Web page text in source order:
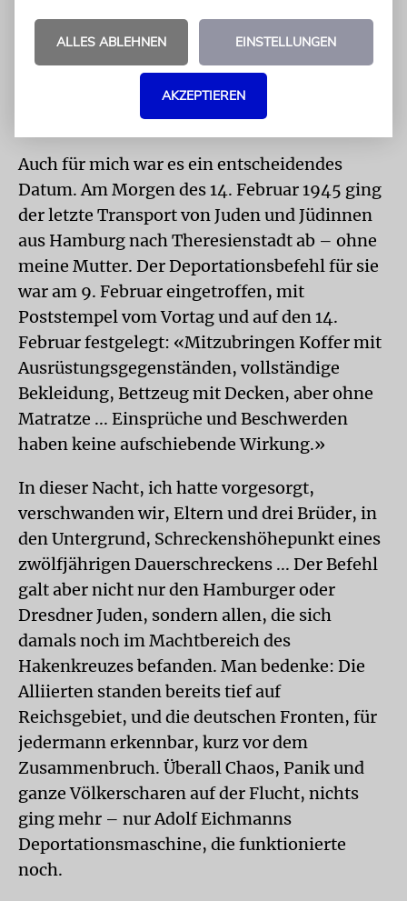
Monate währenden abenteuerlichen Odyssee
durch Sachsen und Thüringen, unter
fortwährender Entdeckungsfurcht, wurden
Victor Klemperer und seine Frau Eva von den
Amerikanern befreit.
Auch für mich war es ein entscheidendes
Datum. Am Morgen des 14. Februar 1945 ging
der letzte Transport von Juden und Jüdinnen
aus Hamburg nach Theresienstadt ab – ohne
meine Mutter. Der Deportationsbefehl für sie
war am 9. Februar eingetroffen, mit
Poststempel vom Vortag und auf den 14.
Februar festgelegt: «Mitzubringen Koffer mit
Ausrüstungsgegenständen, vollständige
Bekleidung, Bettzeug mit Decken, aber ohne
Matratze ... Einsprüche und Beschwerden
haben keine aufschiebende Wirkung.»
In dieser Nacht, ich hatte vorgesorgt,
verschwanden wir, Eltern und drei Brüder, in
den Untergrund, Schreckenshöhepunkt eines
zwölfjährigen Dauerschreckens ... Der Befehl
galt aber nicht nur den Hamburger oder
Dresdner Juden, sondern allen, die sich
damals noch im Machtbereich des
Hakenkreuzes befanden. Man bedenke: Die
Alliierten standen bereits tief auf
Reichsgebiet, und die deutschen Fronten, für
jedermann erkennbar, kurz vor dem
Zusammenbruch. Überall Chaos, Panik und
ganze Völkerscharen auf der Flucht, nichts
ging mehr – nur Adolf Eichmanns
Deportationsmaschine, die funktionierte
noch.
ALLES ABLEHNEN EINSTELLUNGEN
AKZEPTIEREN